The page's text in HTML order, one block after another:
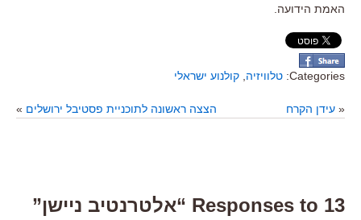
האמת הידועה.
Categories: טלוויזיה קולנוע ישראלי
« עידן הקרח הצצה ראשונה לתוכניית פסטיבל ירושלים »
13 Responses to “אלטרנטיב ניישן”